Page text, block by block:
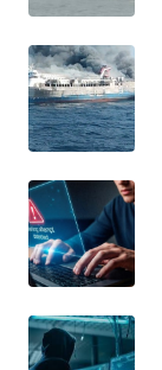
WAHANA
LISTRIK
WAHANA
WAHANA
TV
WAHANANEWS
ID